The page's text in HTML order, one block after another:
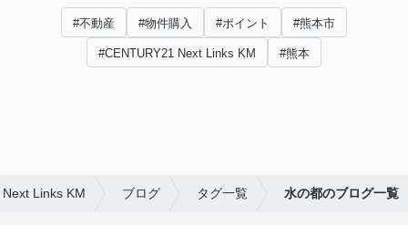
#不動産 #物件購入 #ポイント #熊本市
#CENTURY21 Next Links KM #熊本
Links KM ブログ タグ一覧 水の都のブログ一覧